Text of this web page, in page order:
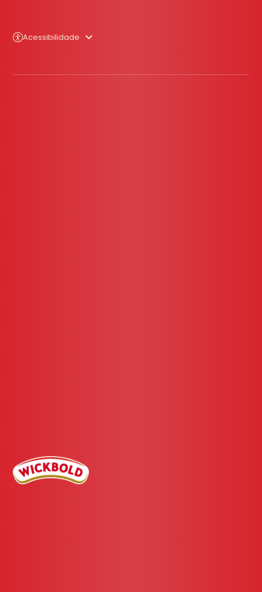
Acessibilidade